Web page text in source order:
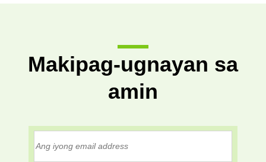
Makipag-ugnayan sa
amin